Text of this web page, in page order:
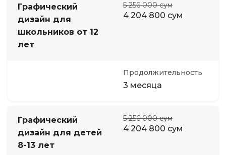
Графический
дизайн для
школьников от 12
лет
5 256 000 сум
4 204 800 сум
Продолжительность
3 месяца
Графический
дизайн для детей
8-13 лет
5 256 000 сум
4 204 800 сум